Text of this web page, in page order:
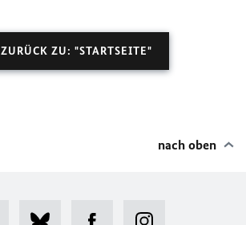
ZURÜCK ZU: "STARTSEITE"
nach oben